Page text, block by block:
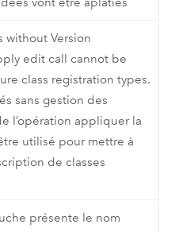
without Version
edit call cannot be
class registration types.
sans gestion des
l’opération appliquer la
utilisé pour mettre à
de classes
présente le nom